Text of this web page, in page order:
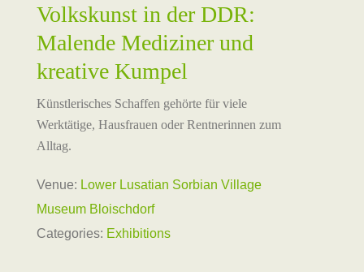
Volkskunst in der DDR:
Malende Mediziner und
kreative Kumpel
Künstlerisches Schaffen gehörte für viele
Werktätige, Hausfrauen oder Rentnerinnen zum
Alltag.
Venue: Lower Lusatian Sorbian Village
Museum Bloischdorf
Categories: Exhibitions